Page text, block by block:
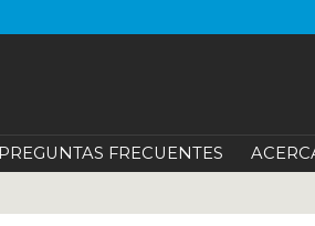
PREGUNTAS FRECUENTES